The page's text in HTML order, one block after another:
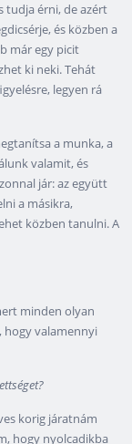
tudja érni, de azért
és közben a
már egy picit
ki neki. Tehát
legyen rá
a munka, a
valamit, és
jár: az együtt
a másikra,
közben tanulni. A
minden olyan
hogy valamennyi
korig járatnám
hogy nyolcadikba